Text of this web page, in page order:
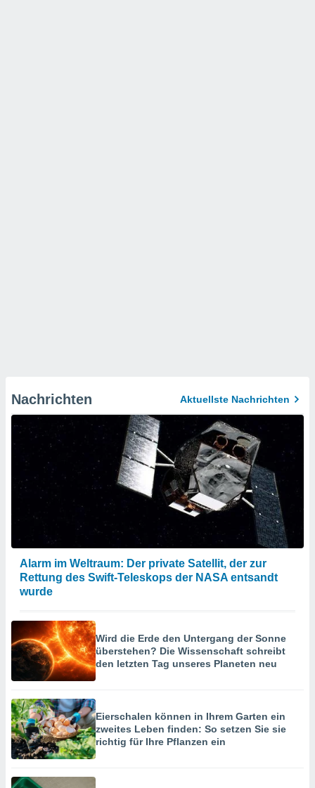
Nachrichten Aktuellste Nachrichten
Alarm im Weltraum: Der private Satellit, der zur
Rettung des Swift-Teleskops der NASA entsandt
wurde
Wird die Erde den Untergang der Sonne
überstehen? Die Wissenschaft schreibt
den letzten Tag unseres Planeten neu
Eierschalen können in Ihrem Garten ein
zweites Leben finden: So setzen Sie sie
richtig für Ihre Pflanzen ein